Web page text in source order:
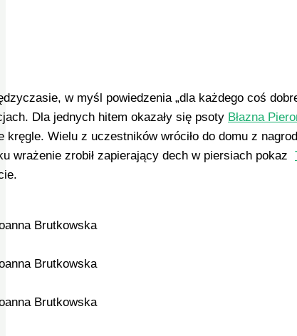
w myśl powiedzenia „dla każdego coś
Dla jednych hitem okazały się psoty Błazna
kręgle. Wielu z uczestników wróciło do domu z
wrażenie zrobił zapierający dech w piersiach pokaz
Brutkowska
Brutkowska
Brutkowska